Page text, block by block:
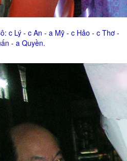
c Lý - c An - a Mỹ - c Hảo - c Thơ -
- a Quyền.